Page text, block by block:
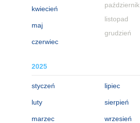
kwiecień
maj
czerwiec
październik
listopad
grudzień
2025
styczeń
luty
marzec
lipiec
sierpień
wrzesień